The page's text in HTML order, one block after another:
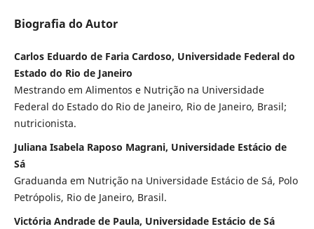
Biografia do Autor
Carlos Eduardo de Faria Cardoso, Universidade Federal do
Estado do Rio de Janeiro
Mestrando em Alimentos e Nutrição na Universidade
Federal do Estado do Rio de Janeiro, Rio de Janeiro, Brasil;
nutricionista.
Juliana Isabela Raposo Magrani, Universidade Estácio de
Sá
Graduanda em Nutrição na Universidade Estácio de Sá, Polo
Petrópolis, Rio de Janeiro, Brasil.
Victória Andrade de Paula, Universidade Estácio de Sá